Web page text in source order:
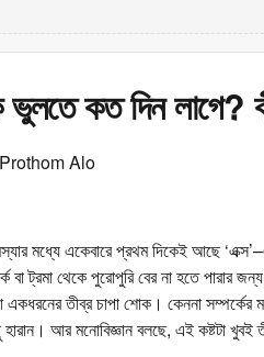
কত দিন লাগে?
Prothom Alo
মধ্যে একেবারে প্রথম দিকেই আছে
বা ট্রমা থেকে পুরোপুরি বের না হতে
একধরনের তীব্র চাপা শোক। কেননা সম্পর্কের
আর মনোবিজ্ঞান বলছে, এই কষ্টটা খুবই